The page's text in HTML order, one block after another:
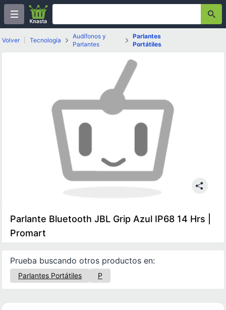
Volver Tecnología
Audífonos y
Parlantes
Parlantes
Portátiles
Parlante Bluetooth JBL Grip Azul IP68 14 Hrs |
Promart
Prueba buscando otros productos en:
Parlantes Portátiles P